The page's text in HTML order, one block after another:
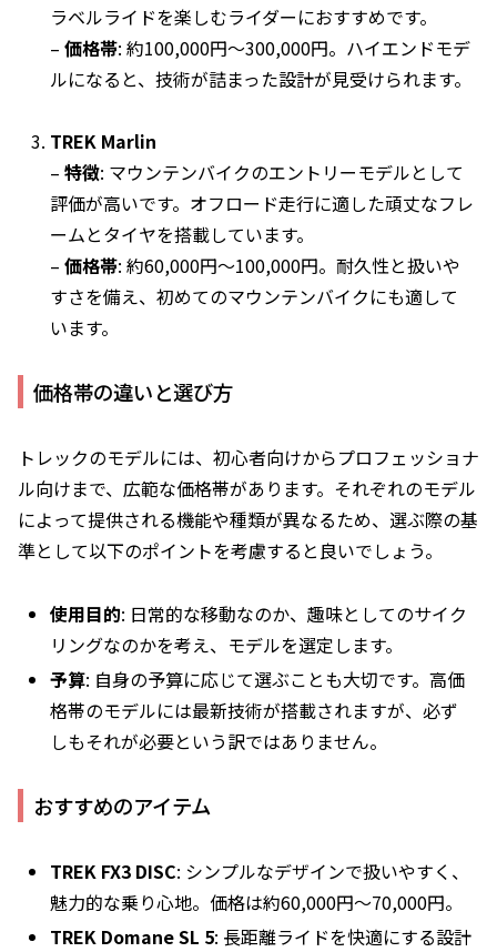
ラベルライドを楽しむライダーにおすすめです。
–価格帯: 約100,000円〜300,000円。ハイエンドモデ
ルになると、技術が詰まった設計が見受けられます。
TREK Marlin
–特徴: マウンテンバイクのエントリーモデルとして
評価が高いです。オフロード走行に適した頑丈なフレ
ームとタイヤを搭載しています。
–価格帯: 約60,000円〜100,000円。耐久性と扱いや
すさを備え、初めてのマウンテンバイクにも適して
います。
価格帯の違いと選び方
トレックのモデルには、初心者向けからプロフェッショナ
ル向けまで、広範な価格帯があります。それぞれのモデル
によって提供される機能や種類が異なるため、選ぶ際の基
準として以下のポイントを考慮すると良いでしょう。
使用目的: 日常的な移動なのか、趣味としてのサイク
リングなのかを考え、モデルを選定します。
予算: 自身の予算に応じて選ぶことも大切です。高価
格帯のモデルには最新技術が搭載されますが、必ず
しもそれが必要という訳ではありません。
おすすめのアイテム
TREK FX3 DISC: シンプルなデザインで扱いやすく、
魅力的な乗り心地。価格は約60,000円〜70,000円。
TREK Domane SL 5: 長距離ライドを快適にする設計